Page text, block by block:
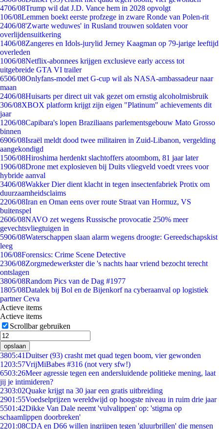
4706/08Trump wil dat J.D. Vance hem in 2028 opvolgt
106/08Lemmen boekt eerste profzege in zware Ronde van Polen-rit
2406/08'Zwarte weduwes' in Rusland trouwen soldaten voor
overlijdensuitkering
1406/08Zangeres en Idols-jurylid Jerney Kaagman op 79-jarige leeftijd
overleden
1006/08Netflix-abonnees krijgen exclusieve early access tot
uitgebreide GTA VI trailer
6506/08Onlyfans-model met G-cup wil als NASA-ambassadeur naar
maan
2406/08Huisarts per direct uit vak gezet om ernstig alcoholmisbruik
306/08XBOX platform krijgt zijn eigen "Platinum" achievements dit
jaar
1206/08Capibara's lopen Braziliaans parlementsgebouw Mato Grosso
binnen
6906/08Israël meldt dood twee militairen in Zuid-Libanon, vergelding
aangekondigd
1506/08Hiroshima herdenkt slachtoffers atoombom, 81 jaar later
1906/08Drone met explosieven bij Duits vliegveld voedt vrees voor
hybride aanval
3406/08Wakker Dier dient klacht in tegen insectenfabriek Protix om
duurzaamheidsclaims
2206/08Iran en Oman eens over route Straat van Hormuz, VS
buitenspel
2606/08NAVO zet wegens Russische provocatie 250% meer
gevechtsvliegtuigen in
5906/08Waterschappen slaan alarm wegens droogte: Gereedschapskist
leeg
106/08Forensics: Crime Scene Detective
2306/08Zorgmedewerkster die 's nachts haar vriend bezocht terecht
ontslagen
3806/08Random Pics van de Dag #1977
1805/08Datalek bij Bol en de Bijenkorf na cyberaanval op logistiek
partner Ceva
Actieve items
Actieve items
Scrollbar gebruiken
opslaan
3805:41Duitser (93) crasht met quad tegen boom, vier gewonden
1203:57VrijMiBabes #316 (not very sfw!)
6503:26Meer agressie tegen een andersluidende politieke mening, laat
jij je intimideren?
2303:02Quake krijgt na 30 jaar een gratis uitbreiding
2901:55Voedselprijzen wereldwijd op hoogste niveau in ruim drie jaar
5501:42Dikke Van Dale neemt 'vulvalippen' op: 'stigma op
schaamlippen doorbreken'
2201:08CDA en D66 willen ingrijpen tegen 'gluurbrillen' die mensen